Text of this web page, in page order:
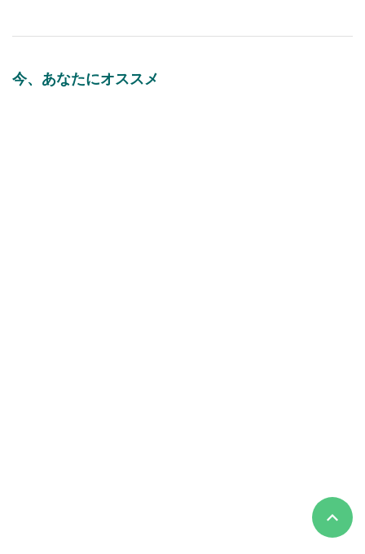
今、あなたにオススメ